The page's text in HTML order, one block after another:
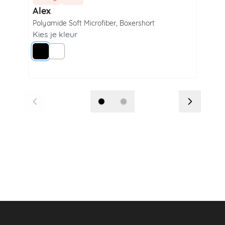
Alex
Polyamide Soft Microfiber, Boxershort
Kies je kleur